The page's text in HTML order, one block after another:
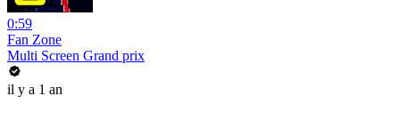
0:59
Fan Zone
Multi Screen Grand prix
il y a 1 an